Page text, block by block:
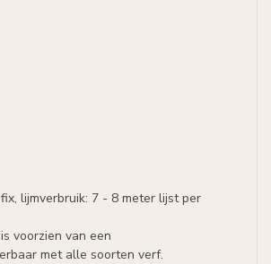
lijmverbruik: 7 - 8 meter lijst per
voorzien van een
met alle soorten verf.